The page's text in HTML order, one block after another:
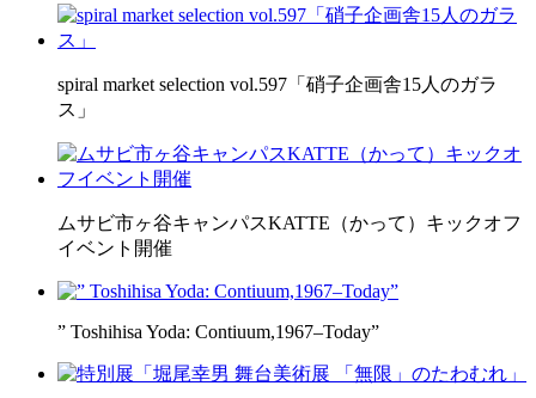
spiral market selection vol.597「硝子企画舎15人のガラ
ス」
ムサビ市ヶ谷キャンパスKATTE（かって）キックオフ
イベント開催
” Toshihisa Yoda: Contiuum,1967–Today”